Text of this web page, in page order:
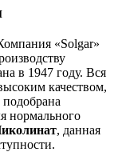
«Solgar»
в 1947 году. Вся
качеством,
нормального
, данная